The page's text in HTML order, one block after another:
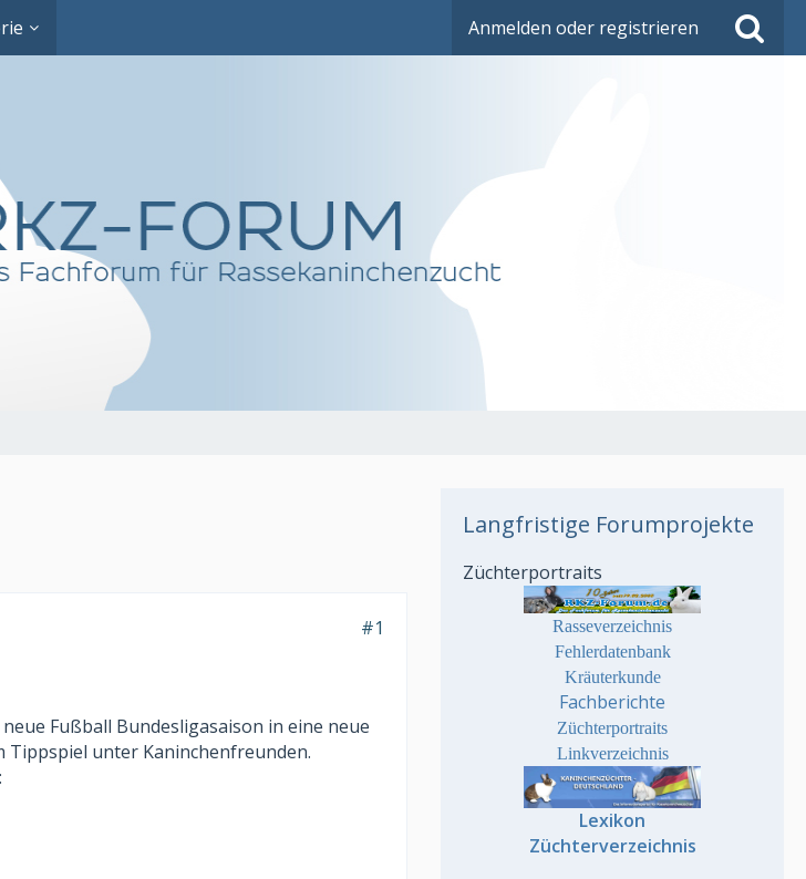
Anmelden oder registrieren
#1
Fußball Bundesligasaison in eine neue
Tippspiel unter Kaninchenfreunden.
Langfristige Forumprojekte
Züchterportraits
Rasseverzeichnis
Fehlerdatenbank
Kräuterkunde
Fachberichte
Züchterportraits
Linkverzeichnis
Lexikon
Züchterverzeichnis